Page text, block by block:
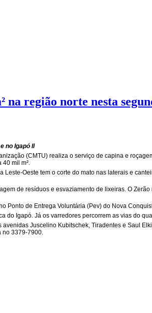
região norte nesta
no Igapó II
(CMTU) realiza o serviço de capina e
mil m².
Oeste tem o corte do mato nas laterais e
de resíduos e esvaziamento de lixeiras. O
Ponto de Entrega Voluntária (Pev) do Nova
do Igapó. Já os varredores percorrem as vias do
Juscelino Kubitschek, Tiradentes e Saul
no 3379-7900.